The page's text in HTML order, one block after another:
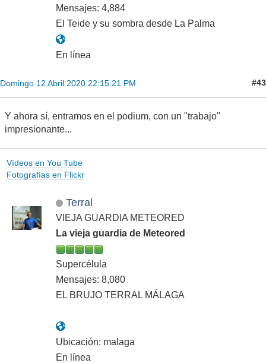
Mensajes: 4,884
El Teide y su sombra desde La Palma
En línea
Domingo 12 Abril 2020 22:15:21 PM #43
Y ahora sí, entramos en el podium, con un "trabajo"
impresionante...
Vídeos en You Tube
Fotografías en Flickr
Terral
VIEJA GUARDIA METEORED
La vieja guardia de Meteored
Supercélula
Mensajes: 8,080
EL BRUJO TERRAL MÁLAGA
Ubicación: malaga
En línea